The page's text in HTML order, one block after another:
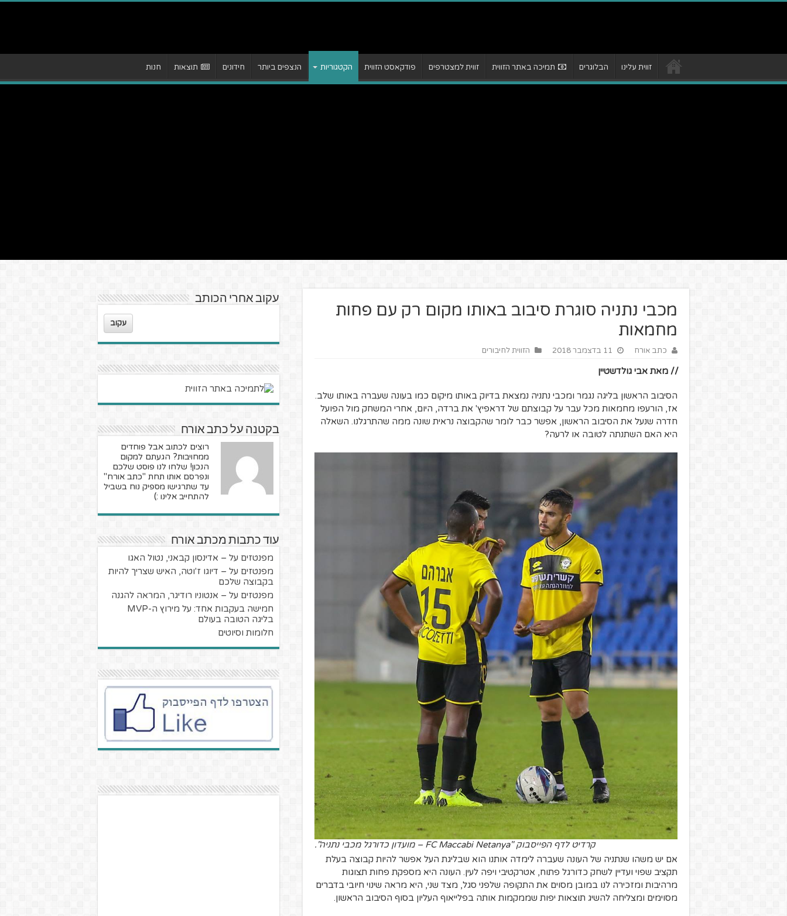
זווית עלינו הבלוגרים תמיכה באתר הזווית זווית למצטרפים פודקאסט הזווית הקטגוריות הנצפים ביותר חידונים תוצאות חנות
מכבי נתניה סוגרת סיבוב באותו מקום רק עם פחות
מחמאות
כתב אורח 11 בדצמבר 2018 הזווית לחיבורים
// מאת אבי גולדשטיין
הסיבוב הראשון בליגה נגמר ומכבי נתניה נמצאת בדיוק באותו מיקום כמו בעונה שעברה באותו שלב.
אז, הורעפו מחמאות מכל עבר על קבוצתם של דראפיץ' את ברדה, היום, אחרי המשחק מול הפועל
חדרה שנעל את הסיבוב הראשון, אפשר כבר לומר שהקבוצה נראית שונה ממה שהתרגלנו. השאלה
היא האם השתנתה לטובה או לרעה?
קרדיט לדף הפייסבוק "FC Maccabi Netanya – מועדון כדורגל מכבי נתניה".
אם יש משהו שנתניה של העונה שעברה לימדה אותנו הוא שבליגת העל אפשר להיות קבוצה בעלת
תקציב שפוי ועדיין לשחק כדורגל פתוח, אטרקטיבי ויפה לעין. העונה היא מספקת פחות תצוגות
מרהיבות ומזכירה לנו במובן מסוים את התקופה שלפני סגל, מצד שני, היא מראה שינוי חיובי בדברים
מסוימים ומצליחה להשיג תוצאות יפות שממקמות אותה בפלייאוף העליון בסוף הסיבוב הראשון.
עקוב אחרי הכותב
עקוב
בקטנה על כתב אורח
רוצים לכתוב אבל פוחדים
ממחויבות? הגעתם למקום
הנכון! שלחו לנו פוסט שלכם
ונפרסם אותו תחת "כתב אורח"
עד שתרגישו מספיק נוח בשביל
להתחייב אלינו :)
עוד כתבות מכתב אורח
מפנטזים על – אדינסון קבאני, נטול האגו
מפנטזים על – דיוגו ז'וטה, האיש שצריך להיות
בקבוצה שלכם
מפנטזים על – אנטוניו רודיגר, המראה להגנה
חמישה בעקבות אחד: על מירוץ ה-MVP
בליגה הטובה בעולם
חלומות וסיוטים